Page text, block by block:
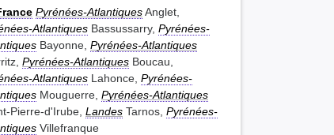
Pyrénées-AtlantiquesAnglet,
Atlantiques Bassussarry, Pyrénées-
Bayonne, Pyrénées-Atlantiques
Pyrénées-Atlantiques Boucau,
Atlantiques Lahonce, Pyrénées-
Mouguerre, Pyrénées-Atlantiques
Pierre-d'Irube, Landes Tarnos, Pyrénées-
Villefranque